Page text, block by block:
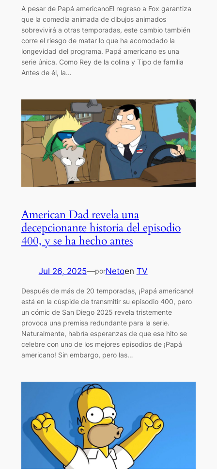
A pesar de Papá americanoEl regreso a Fox garantiza
que la comedia animada de dibujos animados
sobrevivirá a otras temporadas, este cambio también
corre el riesgo de matar lo que ha acomodado la
longevidad del programa. Papá americano es una
serie única. Como Rey de la colina y Tipo de familia
Antes de él, la…
American Dad revela una
decepcionante historia del episodio
400, y se ha hecho antes
Jul 26, 2025—porNetoen TV
Después de más de 20 temporadas, ¡Papá americano!
está en la cúspide de transmitir su episodio 400, pero
un cómic de San Diego 2025 revela tristemente
provoca una premisa redundante para la serie.
Naturalmente, habría esperanzas de que ese hito se
celebre con uno de los mejores episodios de ¡Papá
americano! Sin embargo, pero las…